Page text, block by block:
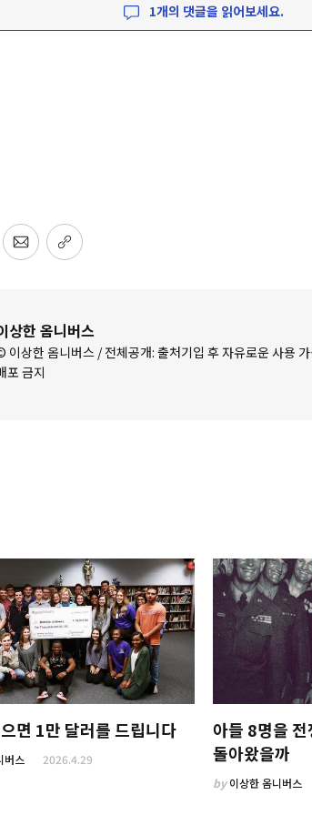
1개의 댓글을 읽어보세요.
상한 옴니버스
이상한 옴니버스 / 전체공개: 출처기입 후 자유로운 사용
포 금지
면 1만 달러를 드립니다
버스 2026.4.29
아들 8명을
돌아왔을까
by이상한 옴니버스